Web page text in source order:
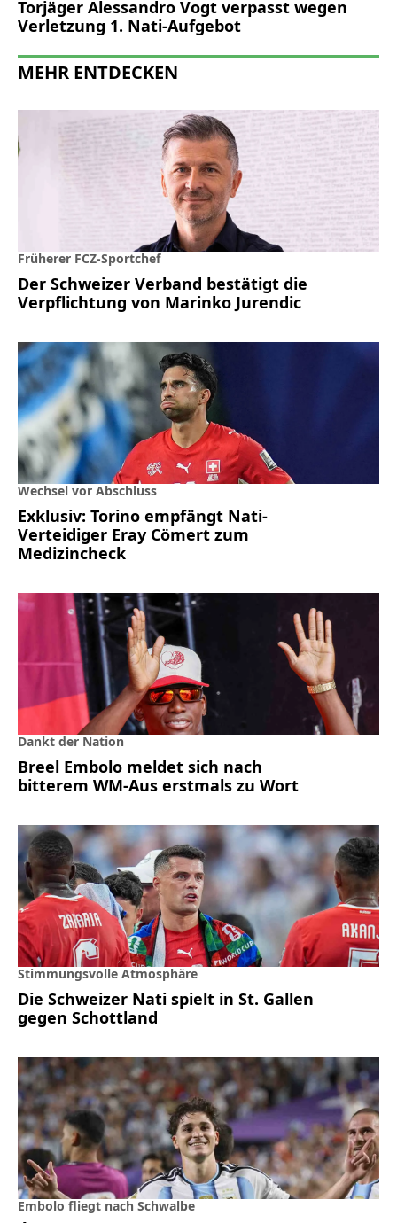
Torjäger Alessandro Vogt verpasst wegen
Verletzung 1. Nati-Aufgebot
MEHR ENTDECKEN
Früherer FCZ-Sportchef
Der Schweizer Verband bestätigt die
Verpflichtung von Marinko Jurendic
Wechsel vor Abschluss
Exklusiv: Torino empfängt Nati-
Verteidiger Eray Cömert zum
Medizincheck
Dankt der Nation
Breel Embolo meldet sich nach
bitterem WM-Aus erstmals zu Wort
Stimmungsvolle Atmosphäre
Die Schweizer Nati spielt in St. Gallen
gegen Schottland
Embolo fliegt nach Schwalbe